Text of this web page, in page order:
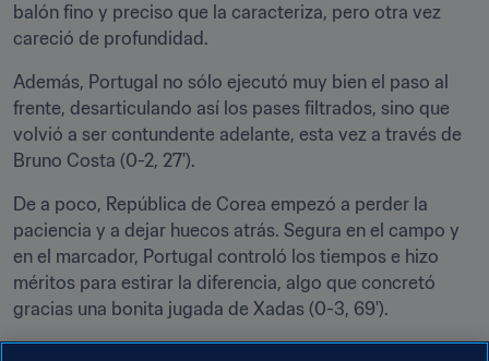
balón fino y preciso que la caracteriza, pero otra vez
careció de profundidad.
Además, Portugal no sólo ejecutó muy bien el paso al
frente, desarticulando así los pases filtrados, sino que
volvió a ser contundente adelante, esta vez a través de
Bruno Costa (0-2, 27').
De a poco, República de Corea empezó a perder la
paciencia y a dejar huecos atrás. Segura en el campo y
en el marcador, Portugal controló los tiempos e hizo
méritos para estirar la diferencia, algo que concretó
gracias una bonita jugada de Xadas (0-3, 69').